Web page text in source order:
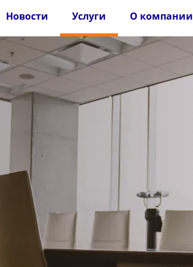
Новости Услуги О компании